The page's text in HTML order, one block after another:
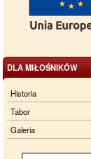
DLA MIŁOŚNIKÓW
Historia
Tabor
Galeria